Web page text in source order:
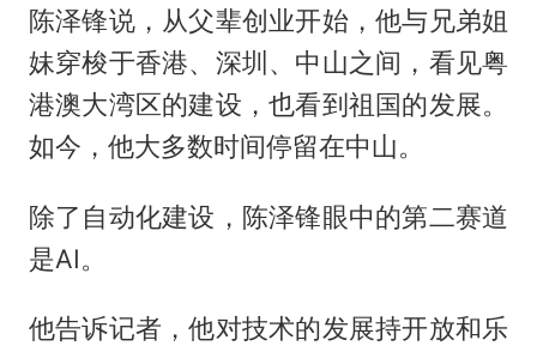
陈泽锋说，从父辈创业开始，他与兄弟姐
妹穿梭于香港、深圳、中山之间，看见粤
港澳大湾区的建设，也看到祖国的发展。
如今，他大多数时间停留在中山。
除了自动化建设，陈泽锋眼中的第二赛道
是AI。
他告诉记者，他对技术的发展持开放和乐